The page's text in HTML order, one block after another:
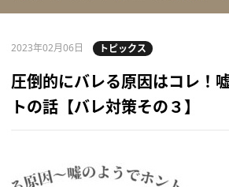
2023年02月06日 トピックス
圧倒的にバレる原因はコレ！
トの話【バレ対策その３】